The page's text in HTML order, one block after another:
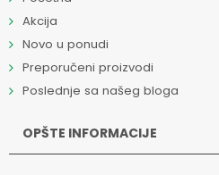
Akcija
Novo u ponudi
Preporučeni proizvodi
Poslednje sa našeg bloga
OPŠTE INFORMACIJE